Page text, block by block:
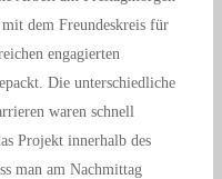
dem Freundeskreis für
engagierten
Die unterschiedliche
waren schnell
Projekt innerhalb des
man am Nachmittag